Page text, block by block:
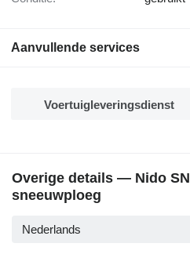
Aanvullende services
Voertuigleveringsdienst
Overige details — Nido
sneeuwploeg
Nederlands